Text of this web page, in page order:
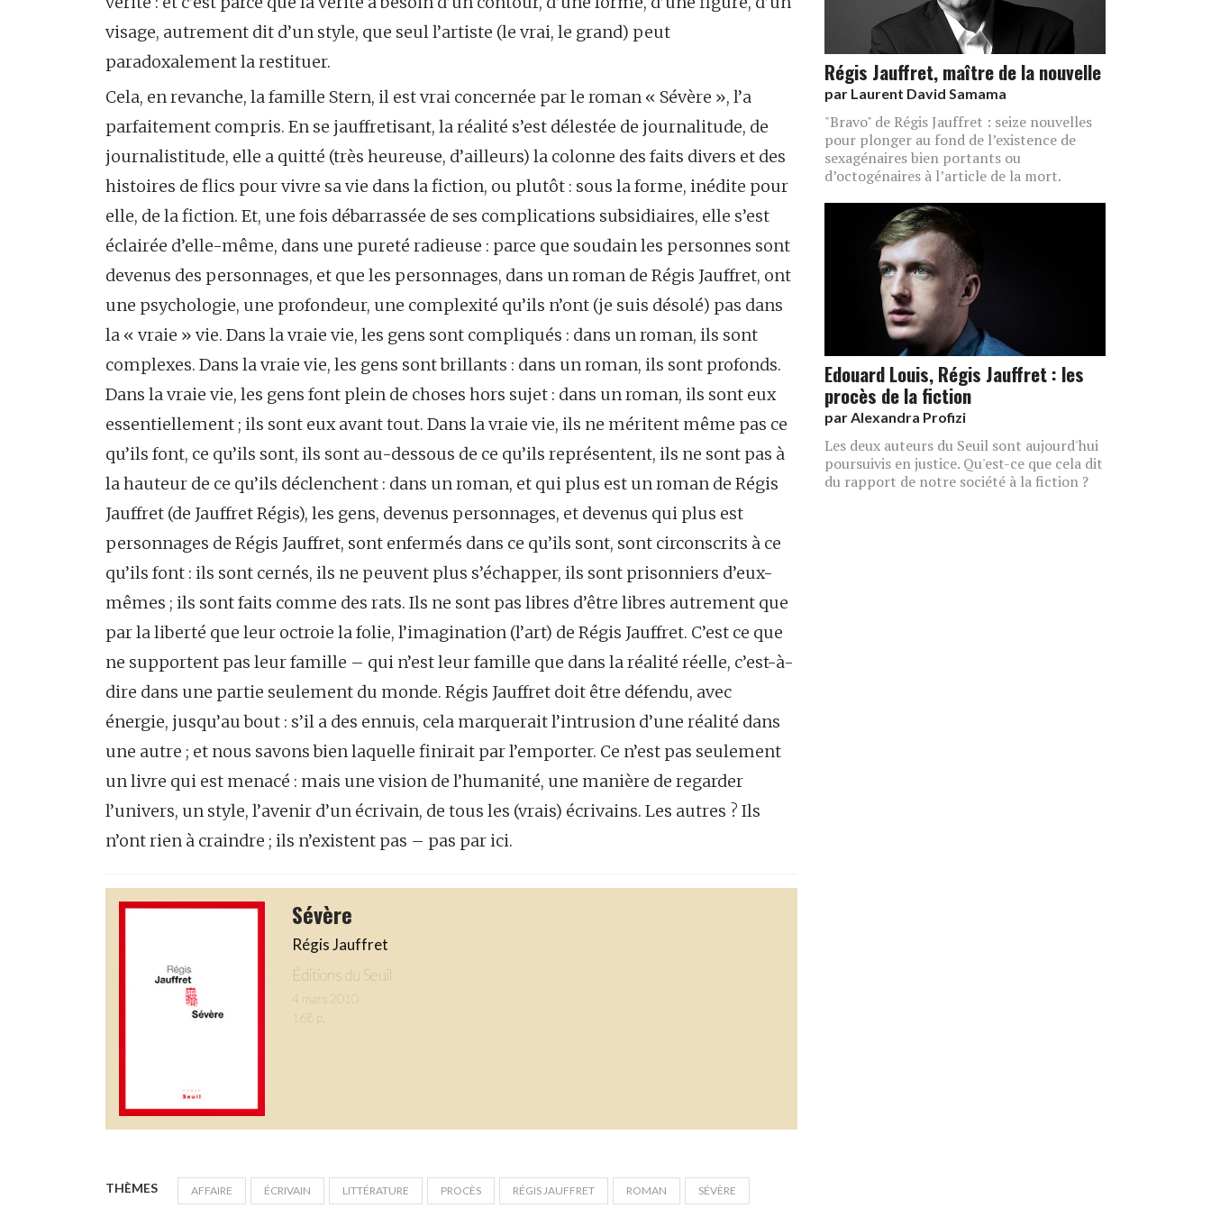
visage, autrement dit d’un style, que seul l’artiste (le vrai, le grand) peut
paradoxalement la restituer.
Cela, en revanche, la famille Stern, il est vrai concernée par le roman « Sévère », l’a
parfaitement compris. En se jauffretisant, la réalité s’est délestée de journalitude, de
journalistitude, elle a quitté (très heureuse, d’ailleurs) la colonne des faits divers et des
histoires de flics pour vivre sa vie dans la fiction, ou plutôt : sous la forme, inédite pour
elle, de la fiction. Et, une fois débarrassée de ses complications subsidiaires, elle s’est
éclairée d’elle-même, dans une pureté radieuse : parce que soudain les personnes sont
devenus des personnages, et que les personnages, dans un roman de Régis Jauffret, ont
une psychologie, une profondeur, une complexité qu’ils n’ont (je suis désolé) pas dans
la « vraie » vie. Dans la vraie vie, les gens sont compliqués : dans un roman, ils sont
complexes. Dans la vraie vie, les gens sont brillants : dans un roman, ils sont profonds.
Dans la vraie vie, les gens font plein de choses hors sujet : dans un roman, ils sont eux
essentiellement ; ils sont eux avant tout. Dans la vraie vie, ils ne méritent même pas ce
qu’ils font, ce qu’ils sont, ils sont au-dessous de ce qu’ils représentent, ils ne sont pas à
la hauteur de ce qu’ils déclenchent : dans un roman, et qui plus est un roman de Régis
Jauffret (de Jauffret Régis), les gens, devenus personnages, et devenus qui plus est
personnages de Régis Jauffret, sont enfermés dans ce qu’ils sont, sont circonscrits à ce
qu’ils font : ils sont cernés, ils ne peuvent plus s’échapper, ils sont prisonniers d’eux-
mêmes ; ils sont faits comme des rats. Ils ne sont pas libres d’être libres autrement que
par la liberté que leur octroie la folie, l’imagination (l’art) de Régis Jauffret. C’est ce que
ne supportent pas leur famille – qui n’est leur famille que dans la réalité réelle, c’est-à-
dire dans une partie seulement du monde. Régis Jauffret doit être défendu, avec
énergie, jusqu’au bout : s’il a des ennuis, cela marquerait l’intrusion d’une réalité dans
une autre ; et nous savons bien laquelle finirait par l’emporter. Ce n’est pas seulement
un livre qui est menacé : mais une vision de l’humanité, une manière de regarder
l’univers, un style, l’avenir d’un écrivain, de tous les (vrais) écrivains. Les autres ? Ils
n’ont rien à craindre ; ils n’existent pas – pas par ici.
Sévère
Régis Jauffret
Éditions du Seuil
4 mars 2010
168 p.
THÈMES AFFAIRE ÉCRIVAIN LITTÉRATURE PROCÈS RÉGIS JAUFFRET ROMAN SÉVÈRE
Régis Jauffret, maître de la nouvelle
par Laurent David Samama
"Bravo" de Régis Jauffret : seize nouvelles
pour plonger au fond de l’existence de
sexagénaires bien portants ou
d’octogénaires à l’article de la mort.
Edouard Louis, Régis Jauffret : les
procès de la fiction
par Alexandra Profizi
Les deux auteurs du Seuil sont aujourd'hui
poursuivis en justice. Qu'est-ce que cela dit
du rapport de notre société à la fiction ?